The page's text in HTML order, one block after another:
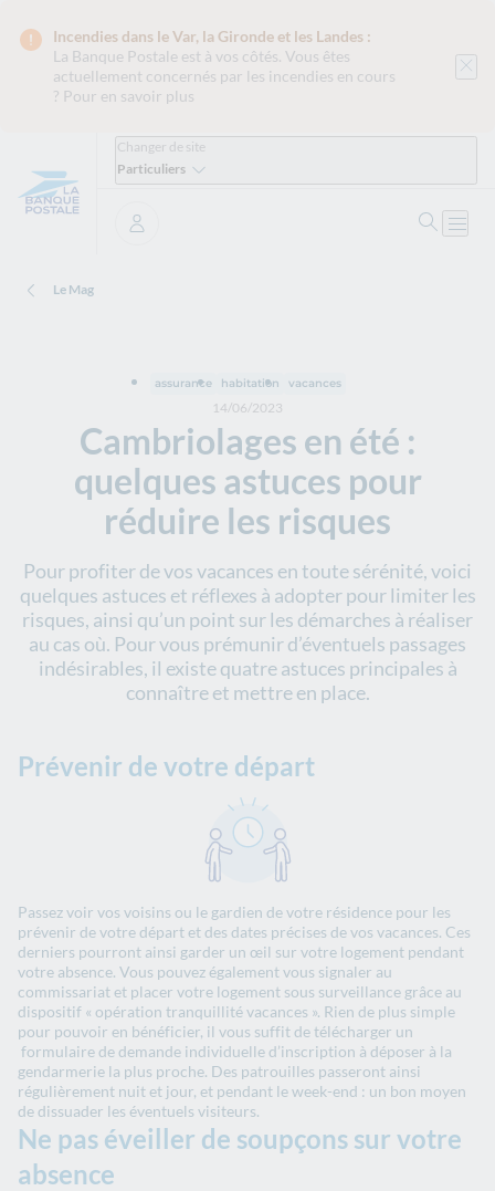
Incendies dans le Var, la Gironde et les Landes :
La Banque Postale est à vos côtés. Vous êtes
actuellement concernés par les incendies en cours
? Pour en savoir plus
Changer de site
Particuliers
Se connecter
Le Mag
Cambriolages en été :
quelques astuces pour
réduire les risques
14/06/2023
assurance habitation vacances
Pour profiter de vos vacances en toute sérénité, voici
quelques astuces et réflexes à adopter pour limiter les
risques, ainsi qu’un point sur les démarches à réaliser
au cas où. Pour vous prémunir d’éventuels passages
indésirables, il existe quatre astuces principales à
connaître et mettre en place.
Prévenir de votre départ
Passez voir vos voisins ou le gardien de votre résidence pour les
prévenir de votre départ et des dates précises de vos vacances. Ces
derniers pourront ainsi garder un œil sur votre logement pendant
votre absence. Vous pouvez également vous signaler au
commissariat et placer votre logement sous surveillance grâce au
dispositif « opération tranquillité vacances ». Rien de plus simple
pour pouvoir en bénéficier, il vous suffit de télécharger un
formulaire de demande individuelle d’inscription à déposer à la
gendarmerie la plus proche. Des patrouilles passeront ainsi
régulièrement nuit et jour, et pendant le week-end : un bon moyen
de dissuader les éventuels visiteurs.
Ne pas éveiller de soupçons sur votre
absence